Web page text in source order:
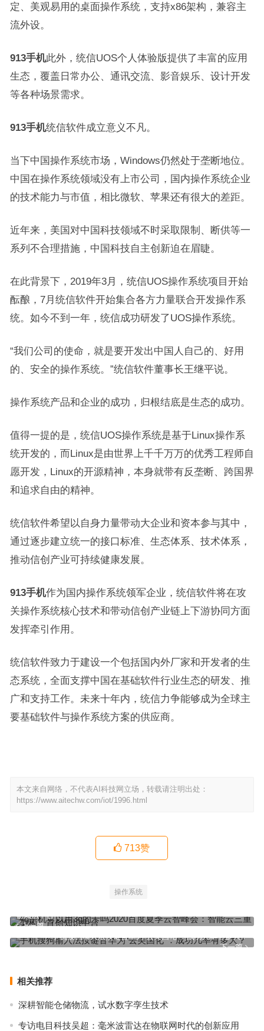
定、美观易用的桌面操作系统，支持x86架构，兼容主
流外设。
913手机此外，统信UOS个人体验版提供了丰富的应用
生态，覆盖日常办公、通讯交流、影音娱乐、设计开发
等各种场景需求。
913手机统信软件成立意义不凡。
当下中国操作系统市场，Windows仍然处于垄断地位。
中国在操作系统领域没有上市公司，国内操作系统企业
的技术能力与市值，相比微软、苹果还有很大的差距。
近年来，美国对中国科技领域不时采取限制、断供等一
系列不合理措施，中国科技自主创新迫在眉睫。
在此背景下，2019年3月，统信UOS操作系统项目开始
酝酿，7月统信软件开始集合各方力量联合开发操作系
统。如今不到一年，统信成功研发了UOS操作系统。
“我们公司的使命，就是要开发出中国人自己的、好用
的、安全的操作系统。”统信软件董事长王继平说。
操作系统产品和企业的成功，归根结底是生态的成功。
值得一提的是，统信UOS操作系统是基于Linux操作系
统开发的，而Linux是由世界上千千万万的优秀工程师自
愿开发，Linux的开源精神，本身就带有反垄断、跨国界
和追求自由的精神。
统信软件希望以自身力量带动大企业和资本参与其中，
通过逐步建立统一的接口标准、生态体系、技术体系，
推动信创产业可持续健康发展。
913手机作为国内操作系统领军企业，统信软件将在攻
关操作系统核心技术和带动信创产业链上下游协同方面
发挥牵引作用。
统信软件致力于建设一个包括国内外厂家和开发者的生
态系统，全面支撑中国在基础软件行业生态的研发、推
广和支持工作。未来十年内，统信力争能够成为全球主
要基础软件与操作系统方案的供应商。
本文来自网络，不代表AI科技网立场，转载请注明出处：
https://www.aitechw.com/iot/1996.html
713赞
操作系统
上一篇
创知识中台
下一篇
手机搜狗输入法按键音华为“去美国化”：成功几率有多大？
相关推荐
深耕智能仓储物流，试水数字孪生技术
专访电目科技吴超：毫米波雷达在物联网时代的创新应用